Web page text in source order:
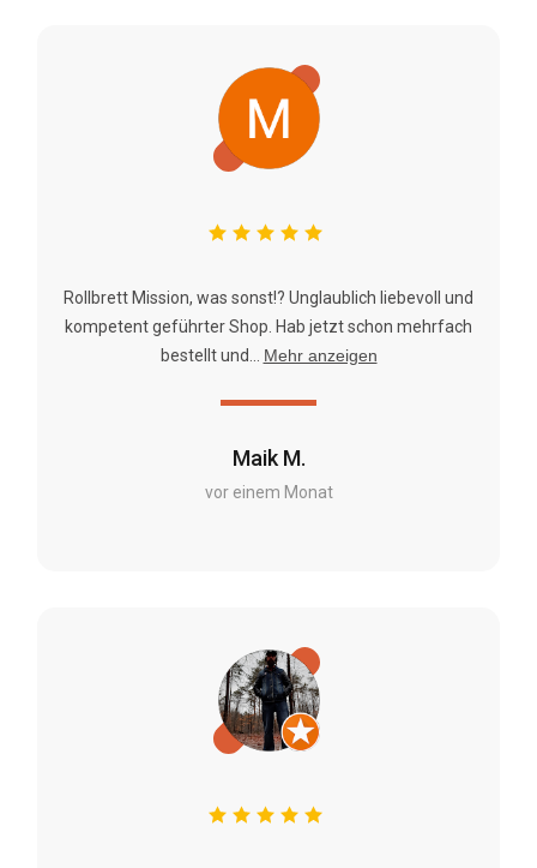
Maik M.
vor einem Monat
Rollbrett Mission, was sonst!? Unglaublich liebevoll und
kompetent geführter Shop. Hab jetzt schon mehrfach
bestellt und...
Mehr anzeigen